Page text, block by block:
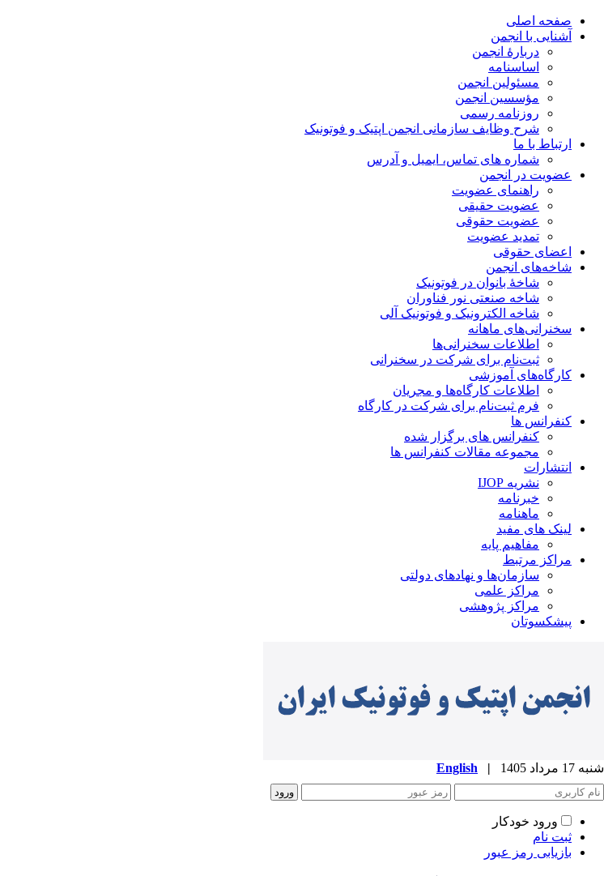
صفحه اصلی
آشنایی با انجمن
دربارۀ انجمن
اساسنامه
مسئولین انجمن
مؤسسین انجمن
روزنامه رسمی
شرح وظایف سازمانی انجمن اپتیک و فوتونیک
ارتباط با ما
شماره های تماس، ایمیل و آدرس
عضویت در انجمن
راهنمای عضویت
عضویت حقیقی
عضویت حقوقی
تمدید عضویت
اعضای حقوقی
شاخه‌های انجمن
شاخۀ بانوان در فوتونیک
شاخه صنعتی نور فناوران
شاخه‌ الکترونیک و فوتونیک آلی
سخنرانی‌های ماهانه
اطلاعات سخنرانی‌‌ها
ثبت‌نام برای شرکت در سخنرانی
کارگاه‌های آموزشی
اطلاعات کارگاه‌ها و مجریان
فرم ثبت‌نام برای شرکت در کارگاه
کنفرانس ها
کنفرانس های برگزار شده
مجموعه مقالات کنفرانس ها
انتشارات
نشریه IJOP
خبرنامه
ماهنامه
لینک های مفید
مفاهیم پایه
مراکز مرتبط
سازمان‌ها و نهادهای دولتی
مراکز علمی
مراکز پژوهشی
پیشکسوتان
شنبه 17 مرداد 1405 |
English
ورود خودکار
ثبت نام
بازیابی رمز عبور